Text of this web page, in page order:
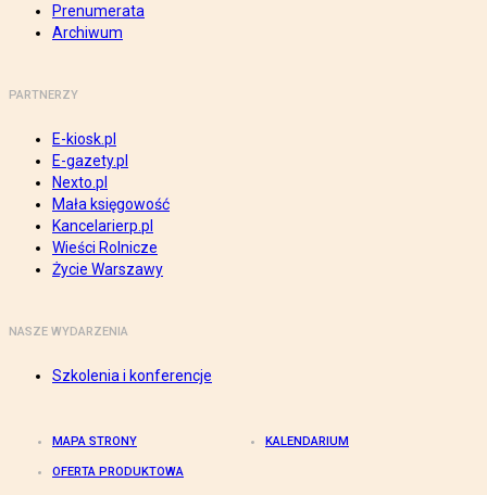
Prenumerata
Archiwum
PARTNERZY
E-kiosk.pl
E-gazety.pl
Nexto.pl
Mała księgowość
Kancelarierp.pl
Wieści Rolnicze
Życie Warszawy
NASZE WYDARZENIA
Szkolenia i konferencje
MAPA STRONY KALENDARIUM
OFERTA PRODUKTOWA